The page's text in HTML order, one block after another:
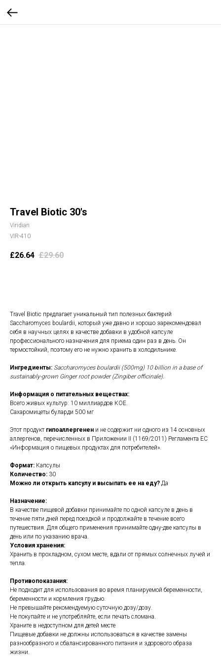
Travel Biotic 30's
Viridian
VIR-410
£26.64 £29.60
Travel Biotic предлагает уникальный тип полезных бактерий
Saccharomyces boulardii, который уже давно и хорошо зарекомендовал
себя в научных целях в качестве добавки в удобной капсуле
профессионального назначения для приема один раз в день. Он
термостойкий, поэтому его не нужно хранить в холодильнике.
Ингредиенты: Saccharomyces boulardii (500mg) 10 billion in a base of
sustainably-grown Ginger root powder (Zingiber officinale).
Информация о питательных веществах:
Всего живых культур: 10 миллиардов КОЕ.
Сахаромицеты буларди 500 мг
Этот продукт гипоаллергенен и не содержит ни одного из 14 основных
аллергенов, перечисленных в Приложении II (1169/2011) Регламента ЕС
«Информация о пищевых продуктах для потребителей».
Формат: Капсулы
Количество: 30
Можно ли открыть капсулу и высыпать ее на еду? Да
Назначение:
В качестве пищевой добавки принимайте по одной капсуле в день в
течение пяти дней перед поездкой и продолжайте в течение всего
путешествия. Для общего применения принимайте одну-две капсулы в
день или по указанию врача.
Условия хранения:
Хранить в прохладном, сухом месте, вдали от прямых солнечных лучей и
тепла.
Противопоказания:
Не подходит для использования во время планируемой беременности,
беременности и кормления грудью.
Не превышайте рекомендуемую суточную дозу/дозу.
Не покупайте и не употребляйте, если печать сломана.
Храните в недоступном для детей месте
Пищевые добавки не должны использоваться в качестве замены
разнообразного и сбалансированного питания и здорового образа
жизни.